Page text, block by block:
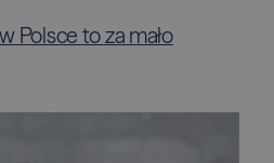
Polsce to za mało